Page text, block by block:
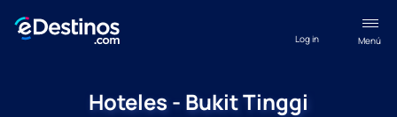
Menú
Log in
Hoteles - Bukit Tinggi